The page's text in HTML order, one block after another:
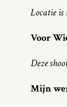
Locatie is
Voor
Deze
Mijn